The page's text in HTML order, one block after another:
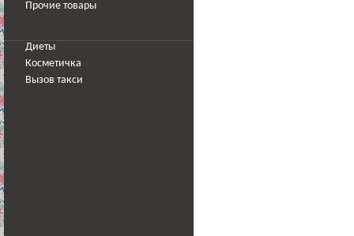
Прочие товары
Диеты
Косметичка
Вызов такси